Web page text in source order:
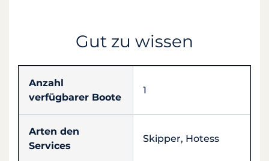
Gut zu wissen
Anzahl
verfügbarer Boote
1
Arten den
Services
Skipper, Hotess